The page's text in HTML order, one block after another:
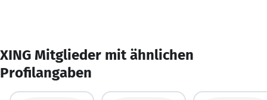
XING Mitglieder mit ähnlichen
Profilangaben